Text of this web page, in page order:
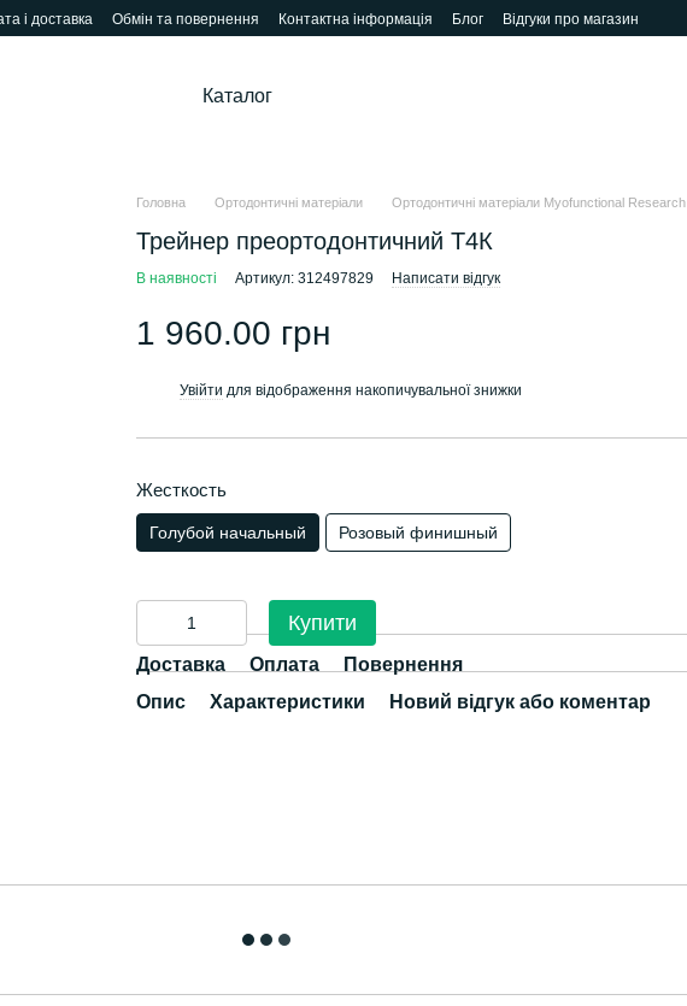
і доставка Обмін та повернення Контактна інформація Блог Відгуки про магазин
Каталог
Головна Ортодонтичні матеріали Ортодонтичні матеріали Myofunctional Research
Трейнер преортодонтичний Т4К
В наявності Артикул: 312497829 Написати відгук
1 960.00 грн
Увійти для відображення накопичувальної знижки
Жесткость
Голубой начальный Розовый финишный
Купити
Доставка Оплата
Повернення
Опис
Характеристики Новий відгук або коментар